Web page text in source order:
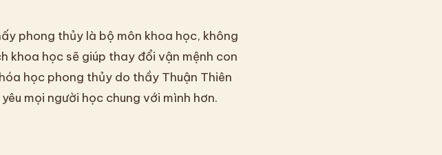
phong thủy là bộ môn khoa học, không
khoa học sẽ giúp thay đổi vận mệnh con
học phong thủy do thầy Thuận Thiên
mọi người học chung với mình hơn.